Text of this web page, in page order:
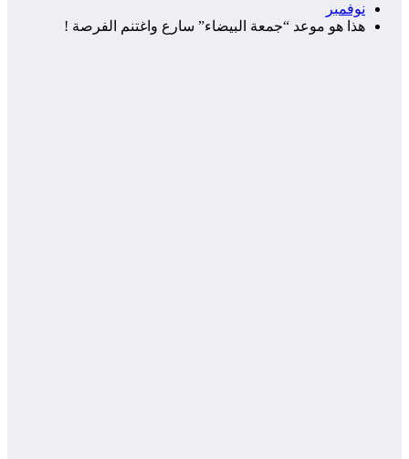
نوفمبر
هذا هو موعد “جمعة البيضاء” سارع واغتنم الفرصة !